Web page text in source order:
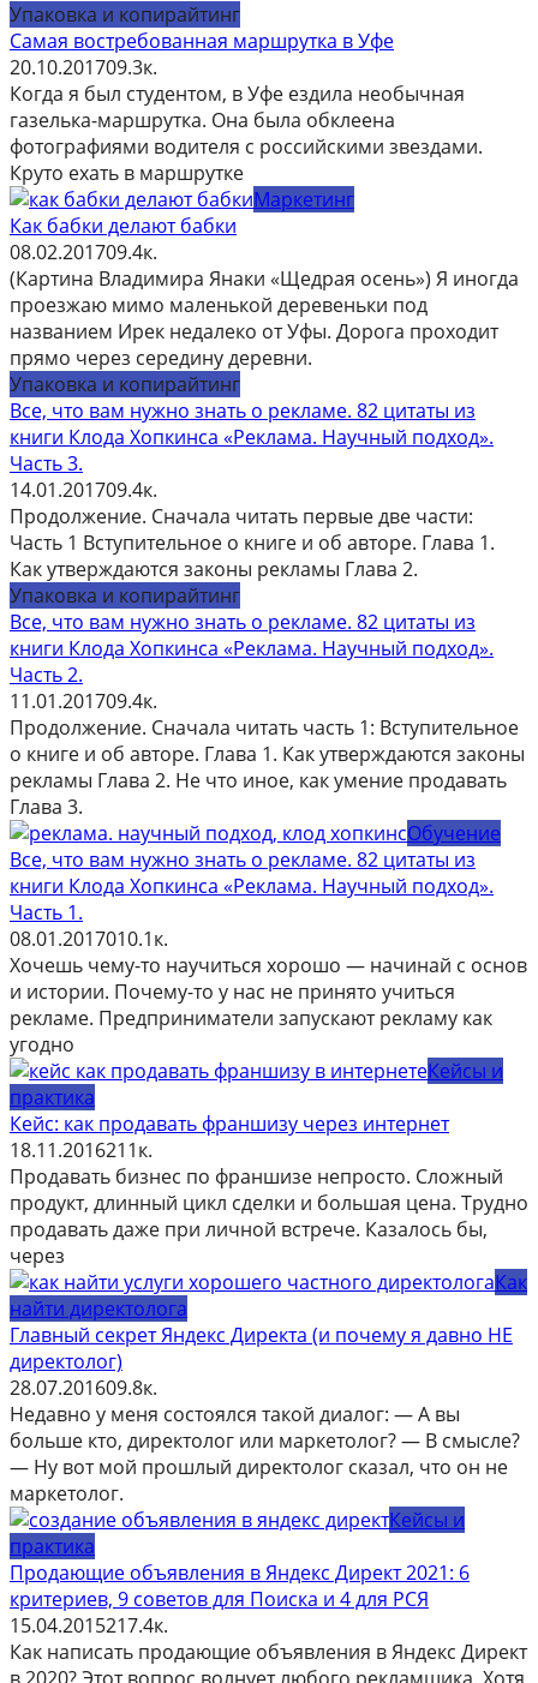
Упаковка и копирайтинг
Самая востребованная маршрутка в Уфе
20.10.201709.3к.
Когда я был студентом, в Уфе ездила необычная
газелька-маршрутка. Она была обклеена
фотографиями водителя с российскими звездами.
Круто ехать в маршрутке
Маркетинг
Как бабки делают бабки
08.02.201709.4к.
(Картина Владимира Янаки «Щедрая осень») Я иногда
проезжаю мимо маленькой деревеньки под
названием Ирек недалеко от Уфы. Дорога проходит
прямо через середину деревни.
Упаковка и копирайтинг
Все, что вам нужно знать о рекламе. 82 цитаты из
книги Клода Хопкинса «Реклама. Научный подход».
Часть 3.
14.01.201709.4к.
Продолжение. Сначала читать первые две части:
Часть 1 Вступительное о книге и об авторе. Глава 1.
Как утверждаются законы рекламы Глава 2.
Упаковка и копирайтинг
Все, что вам нужно знать о рекламе. 82 цитаты из
книги Клода Хопкинса «Реклама. Научный подход».
Часть 2.
11.01.201709.4к.
Продолжение. Сначала читать часть 1: Вступительное
о книге и об авторе. Глава 1. Как утверждаются законы
рекламы Глава 2. Не что иное, как умение продавать
Глава 3.
Обучение
Все, что вам нужно знать о рекламе. 82 цитаты из
книги Клода Хопкинса «Реклама. Научный подход».
Часть 1.
08.01.2017010.1к.
Хочешь чему-то научиться хорошо — начинай с основ
и истории. Почему-то у нас не принято учиться
рекламе. Предприниматели запускают рекламу как
угодно
Кейсы и
практика
Кейс: как продавать франшизу через интернет
18.11.2016211к.
Продавать бизнес по франшизе непросто. Сложный
продукт, длинный цикл сделки и большая цена. Трудно
продавать даже при личной встрече. Казалось бы,
через
Как
найти директолога
Главный секрет Яндекс Директа (и почему я давно НЕ
директолог)
28.07.201609.8к.
Недавно у меня состоялся такой диалог: — А вы
больше кто, директолог или маркетолог? — В смысле?
— Ну вот мой прошлый директолог сказал, что он не
маркетолог.
Кейсы и
практика
Продающие объявления в Яндекс Директ 2021: 6
критериев, 9 советов для Поиска и 4 для РСЯ
15.04.2015217.4к.
Как написать продающие объявления в Яндекс Директ